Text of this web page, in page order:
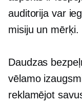
auditorija var
misiju un mērķi.
Daudzas
vēlamo
reklamējot